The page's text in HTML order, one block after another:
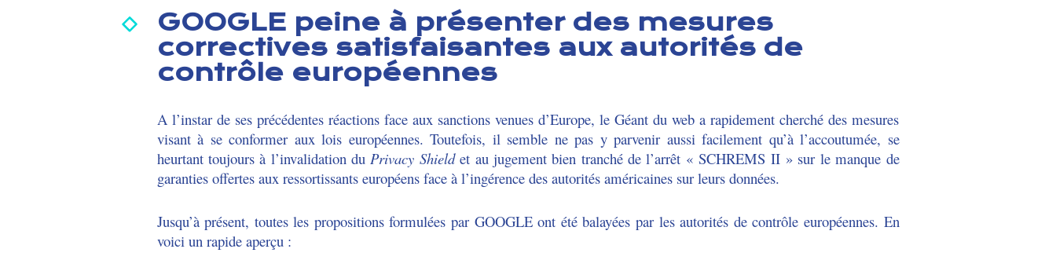
GOOGLE peine à présenter des mesures
correctives satisfaisantes aux autorités de
contrôle européennes
A l’instar de ses précédentes réactions face aux sanctions venues d’Europe, le Géant du web a rapidement cherché des mesures
visant à se conformer aux lois européennes. Toutefois, il semble ne pas y parvenir aussi facilement qu’à l’accoutumée, se
heurtant toujours à l’invalidation duPrivacy Shieldet au jugement bien tranché de l’arrêt « SCHREMS II » sur le manque de
garanties offertes aux ressortissants européens face à l’ingérence des autorités américaines sur leurs données.
Jusqu’à présent, toutes les propositions formulées par GOOGLE ont été balayées par les autorités de contrôle européennes. En
voici un rapide aperçu :